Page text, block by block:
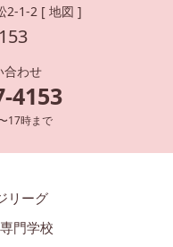
2-1-2 [ 地図 ]
合わせ
4153
17時まで
リーグ
門学校